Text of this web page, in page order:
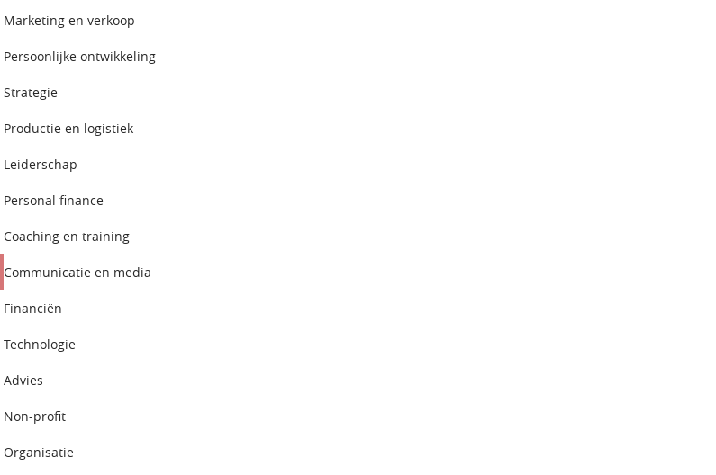
Marketing en verkoop
Persoonlijke ontwikkeling
Strategie
Productie en logistiek
Leiderschap
Personal finance
Coaching en training
Communicatie en media
Financiën
Technologie
Advies
Non-profit
Organisatie